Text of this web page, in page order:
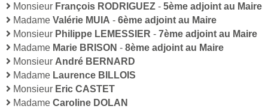
Monsieur François RODRIGUEZ - 5ème adjoint au Maire
Madame Valérie MUIA - 6ème adjoint au Maire
Monsieur Philippe LEMESSIER - 7ème adjoint au Maire
Madame Marie BRISON - 8ème adjoint au Maire
Monsieur André BERNARD
Madame Laurence BILLOIS
Monsieur Eric CASTET
Madame Caroline DOLAN